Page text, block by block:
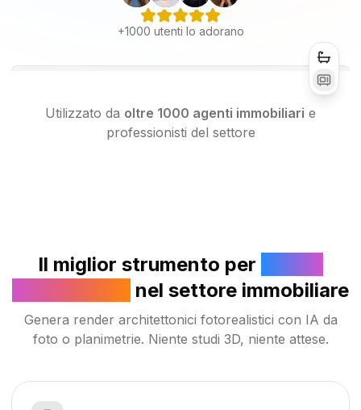
+1000 utenti lo adorano
Utilizzato da oltre 1000 agenti immobiliari e
professionisti del settore
Il miglior strumento per
nel settore immobiliare
Genera render architettonici fotorealistici con IA da
foto o planimetrie. Niente studi 3D, niente attese.